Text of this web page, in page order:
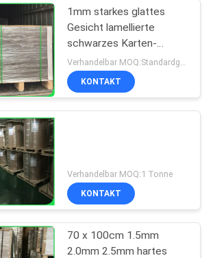
1mm starkes glattes
Gesicht lamellierte
schwarzes Karten-
Brett-/Buchbindungs-
Brett für Umschläge
300GSM 350GSM
KONTAKT
Verhandelbar MOQ:1 Tonne
KONTAKT
70 x 100cm 1.5mm
2.0mm 2.5mm hartes